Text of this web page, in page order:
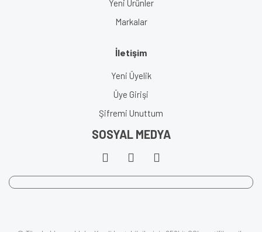
Yeni Ürünler
Markalar
İletişim
Yeni Üyelik
Üye Girişi
Şifremi Unuttum
SOSYAL MEDYA